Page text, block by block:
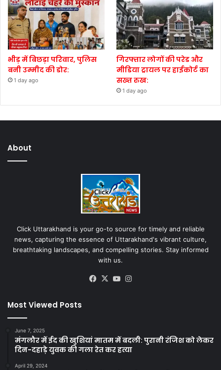
भीड़ में बिछड़ा परिवार, पुलिस
बनी उम्मीद की डोर:
1 day ago
गिरफ्तार लोगों की परेड और
मीडिया ट्रायल पर हाईकोर्ट का
सख्त रुख:
1 day ago
About
Click Uttarakhand is your go-to source for timely and reliable
news, capturing the essence of Uttarakhand's vibrant culture,
breathtaking landscapes, and compelling stories. Stay informed
with us.
Facebook
X YouTube
Most Viewed Posts
June 7, 2025
मंगलौर में ईद की खुशियां मातम में बदली: पुरानी रंजिश को लेकर
दिन-दहाड़े युवक की गला रेत कर हत्या
April 29, 2024